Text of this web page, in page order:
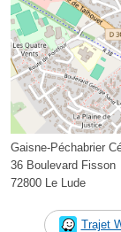
Gaisne-Péchabrier
36 Boulevard Fisson
72800 Le Lude
Trajet